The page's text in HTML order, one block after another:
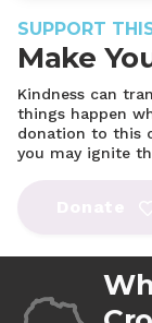
SUPPORT
Make
Kindness can
things happen
donation to this
you may ignite